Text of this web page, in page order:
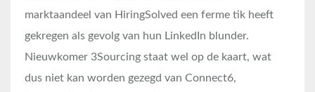
marktaandeel van HiringSolved een ferme tik heeft
gekregen als gevolg van hun LinkedIn blunder.
Nieuwkomer 3Sourcing staat wel op de kaart, wat
dus niet kan worden gezegd van Connect6,